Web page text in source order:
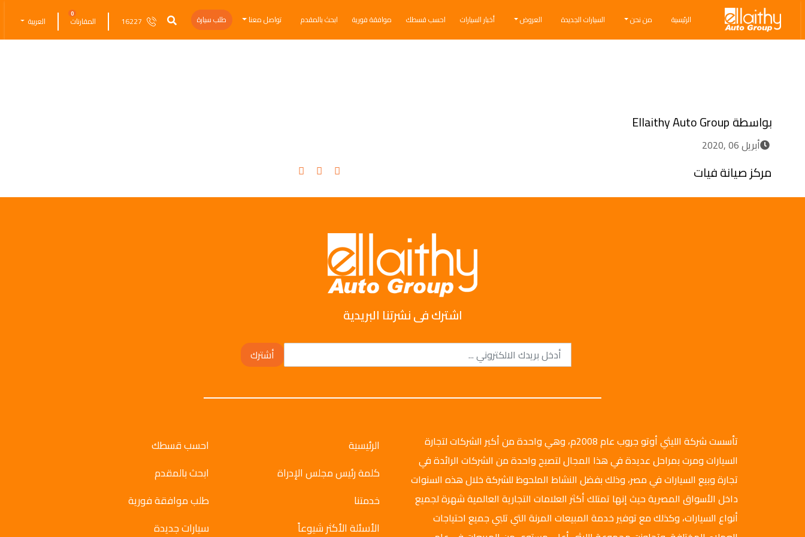
Ellaithy Auto Group
Breadcrumb navigation
الرئيسية من نحن السيارات الجديدة العروض أخبار السيارات احسب قسطك موافقة فورية ابحث بالمقدم تواصل معنا طلب سيارة 16227 المقارنات
0
العربية
بواسطةEllaithy Auto Group
أبريل 06 ,2020
مركز صيانة فيات
اشترك فى نشرتنا البريدية
أشترك
تأسست شركة الليثي أوتو جروب عام 2008م، وهي واحدة من أكبر الشركات لتجارة
السيارات ومرت بمراحل عديدة في هذا المجال لتصبح واحدة من الشركات الرائدة في
تجارة وبيع السيارات في مصر، وذلك بفضل النشاط الملحوظ للشركة خلال هذه السنوات
داخل الأسواق المصرية حيث إنها تمتلك أكثر العلامات التجارية العالمية شهرة لجميع
أنواع السيارات، وكذلك مع توفير خدمة المبيعات المرنة التي تلبي جميع احتياجات
الرئيسية
كلمة رئيس مجلس الإدراة
خدمتنا
الأسئلة الأكثر شيوعاً
احسب قسطك
ابحث بالمقدم
طلب موافقة فورية
سيارات جديدة